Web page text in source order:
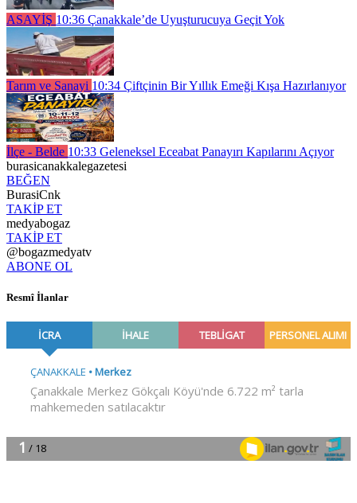
ASAYİŞ 10:36 Çanakkale’de Uyuşturucuya Geçit Yok
Tarım ve Sanayi 10:34 Çiftçinin Bir Yıllık Emeği Kışa Hazırlanıyor
İlçe - Belde 10:33 Geleneksel Eceabat Panayırı Kapılarını Açıyor
burasicanakkalegazetesi
BEĞEN
BurasiCnk
TAKİP ET
medyabogaz
TAKİP ET
@bogazmedyatv
ABONE OL
Resmî İlanlar